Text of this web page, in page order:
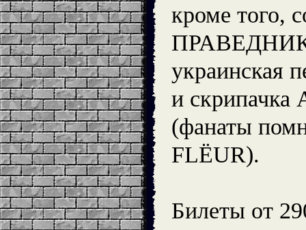
кроме того,
украинская
и скрипачка
(фанаты
FLЁUR).
Билеты от